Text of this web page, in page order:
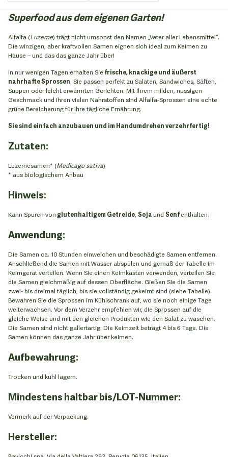
Superfood aus dem eigenen Garten!
Alfalfa (Luzerne) trägt nicht umsonst den Namen „Vater aller Lebensmittel“.
Die winzigen, aber kraftvollen Samen eignen sich ideal zum Keimen zu
Hause – und das das ganze Jahr über!
In nur wenigen Tagen erhalten Sie frische, knackige und äußerst
nahrhafte Sprossen. Sie passen perfekt zu Salaten, Sandwiches, Säften,
Suppen oder leicht erwärmten Gerichten. Mit ihrem milden, nussigen
Geschmack und ihren vielen Nährstoffen sind Alfalfa-Sprossen eine echte
grüne Bereicherung für Ihre tägliche Ernährung.
Sie sind einfach anzubauen und im Handumdrehen verzehrfertig!
Zutaten:
Luzernesamen* (Medicago sativa)
* aus biologischem Anbau
Hinweis:
Kann Spuren vonglutenhaltigem Getreide Sojaund Senfenthalten.
Anwendung:
Die Samen ca. 10 Stunden einweichen und beschädigte Samen entfernen.
Anschließend die Samen mit Wasser abspülen und gemäß der Tabelle im
Keimgerät verteilen. Wenn Sie einen Keimkasten verwenden, verteilen Sie
die Samen gleichmäßig auf dessen Oberfläche. Gießen Sie die Samen
zwei- bis dreimal täglich, bis sie vollständig gekeimt sind (siehe Tabelle).
Bewahren Sie die Sprossen im Kühlschrank auf, wo sie noch einige Tage
weiterwachsen. Vor dem Verzehr empfehlen wir, die Sprossen auf die
gleiche Weise und mit den gleichen Produkten wie den Salat zu waschen.
Die Samen sind nicht gallertartig. Die Keimzeit beträgt 4 bis 6 Tage. Die
Samen können das ganze Jahr über keimen.
Aufbewahrung:
Trocken und kühl lagern.
Mindestens haltbar bis/LOT-Nummer:
Vermerk auf der Verpackung.
Hersteller: